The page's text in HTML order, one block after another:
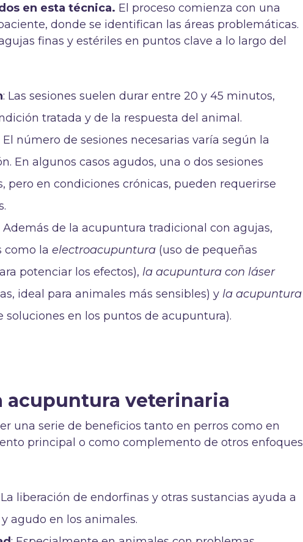
en esta técnica. El proceso comienza con una
donde se identifican las áreas problemáticas.
finas y estériles en puntos clave a lo largo del
: Las sesiones suelen durar entre 20 y 45 minutos,
tratada y de la respuesta del animal.
El número de sesiones necesarias varía según la
En algunos casos agudos, una o dos sesiones
pero en condiciones crónicas, pueden requerirse
Además de la acupuntura tradicional con agujas,
como la electroacupuntura (uso de pequeñas
potenciar los efectos), la acupuntura con láser
ideal para animales más sensibles) y la acupuntura
soluciones en los puntos de acupuntura).
acupuntura veterinaria
una serie de beneficios tanto en perros como en
principal o como complemento de otros enfoques
La liberación de endorfinas y otras sustancias ayuda a
agudo en los animales.